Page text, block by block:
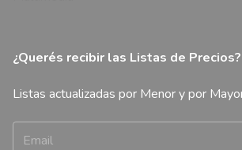
¿Querés recibir las Listas de Precios?
Listas actualizadas por Menor y por